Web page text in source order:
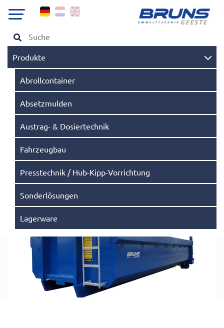
Produkte
Abrollcontainer
Absetzmulden
Austrag- & Dosiertechnik
Fahrzeugbau
Presstechnik / Hub-Kipp-Vorrichtung
Sonderlösungen
Lagerware